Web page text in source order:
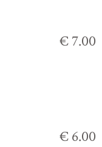
€ 7.00
€ 6.00